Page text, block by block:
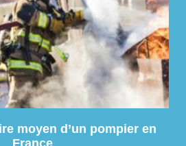
moyen d’un pompier en